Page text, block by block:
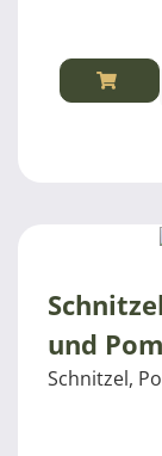
und
Schnitzel,